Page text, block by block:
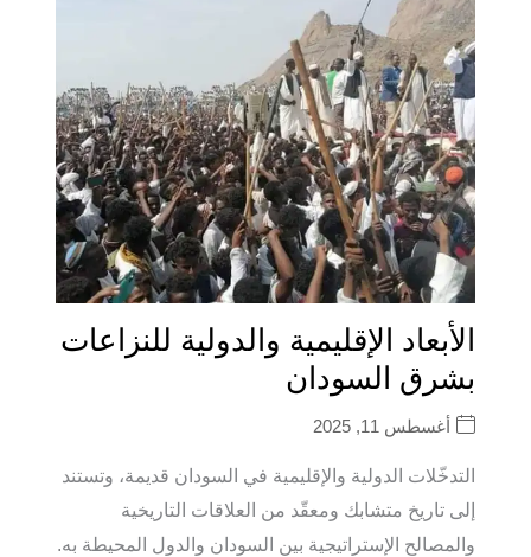
الأبعاد الإقليمية والدولية للنزاعات
بشرق السودان
أغسطس 11, 2025
التدخّلات الدولية والإقليمية في السودان قديمة، وتستند
إلى تاريخ متشابك ومعقّد من العلاقات التاريخية
والمصالح الإستراتيجية بين السودان والدول المحيطة به.